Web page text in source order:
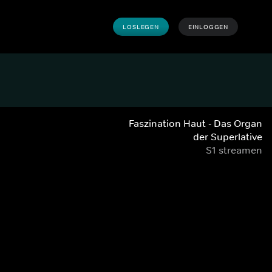
LOSLEGEN EINLOGGEN
Faszination Haut - Das Organ
der Superlative
S1 streamen